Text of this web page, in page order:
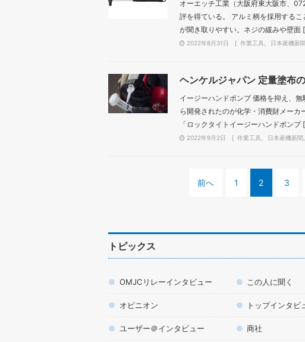
オーエッチ工業（大阪府東大阪市、
評を得ている。 アルミ柄を採用する
が聞き取りやすい。ネジの緩みや壁面
2022年8月31日 作業工具 日本産機新
ヘンケルジャパン 定量塗布
イージーハンドポンプ 価格を抑え、
ら開発されたのが化学・消費財メー
「ロックタイトイージーハンドポンプ
2022年9月2日 作業工具 日本産機新聞
前へ 1 2 3
トピックス
OMJCリレーインタビュー この人に聞く
オピニオン トップインタビ
ユーザー＠インタビュー 商社